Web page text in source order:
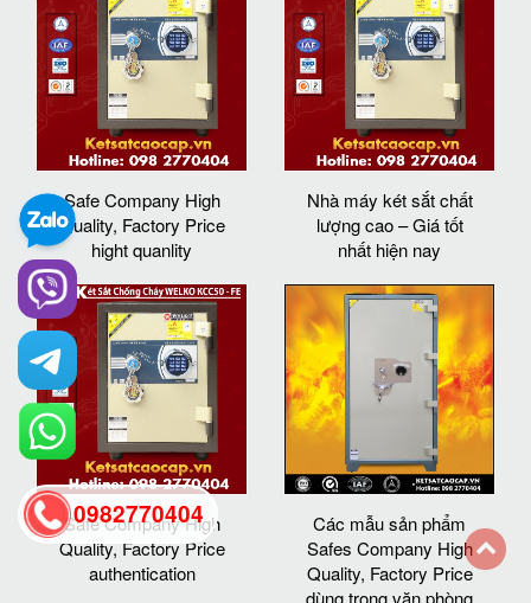
Safe Company High
Quality, Factory Price
hight quanlity
Nhà máy két sắt chất
lượng cao – Giá tốt
nhất hiện nay
Safe Company High
Quality, Factory Price
authentication
Các mẫu sản phẩm
Safes Company High
Quality, Factory Price
dùng trong văn phòng
0982770404
back